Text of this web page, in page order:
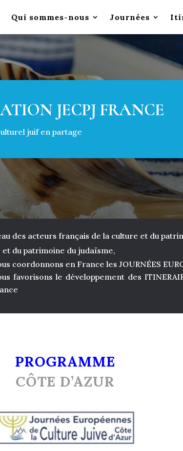
Qui sommes-nous Journées
JECPJ FRANCE
juif en partage
des acteurs français de la culture et du
et du patrimoine du judaïsme,
coordonnons en France les JOURNÉES
favorisons le développement des
PROGRAMME
CÔTE D’AZUR